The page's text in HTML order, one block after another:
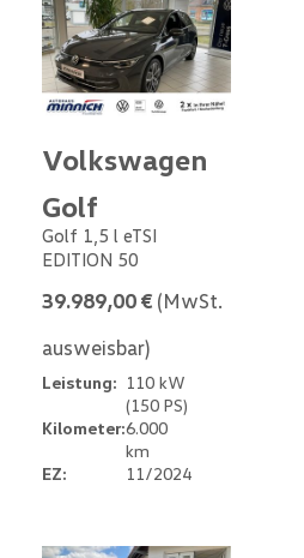
Volkswagen
Golf
Golf 1,5 l eTSI
EDITION 50
39.989,00 € (MwSt.
ausweisbar)
Leistung: 110 kW
(150 PS)
Kilometer:6.000
km
EZ:
11/2024